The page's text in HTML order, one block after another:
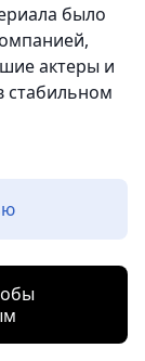
было
актеры и
стабильном